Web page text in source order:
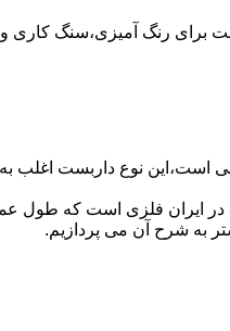
برای رنگ آمیزی،سنگ
است،این نوع داربست اغلب
در ایران فلزی است که طول
به شرح آن می پردازیم.